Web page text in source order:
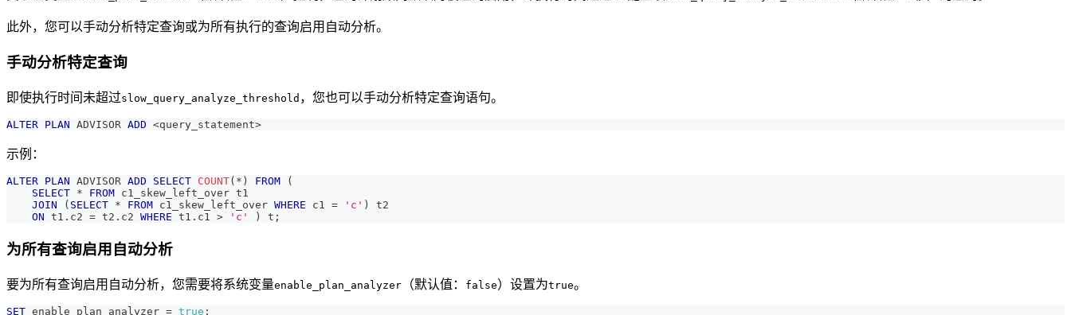
此外，您可以手动分析特定查询或为所有执行的查询启用自动分析。
手动分析特定查询
即使执行时间未超过slow_query_analyze_threshold ，您也可以手动分析特定查询语句。
ALTER PLAN ADVISOR ADD <query_statement>
示例：
ALTER PLAN ADVISOR ADD SELECT COUNT( * ) FROM
(
SELECT * FROM c1_skew_left_over t1
JOIN
( SELECT * FROM c1_skew_left_over WHERE c1 = 'c' )
t2
ON t1 . c2 = t2 . c2 WHERE t1 . c1 > 'c' ) t ;
为所有查询启用自动分析
要为所有查询启用自动分析，您需要将系统变量enable_plan_analyzer （默认值： false）设置为true。
SET enable_plan_analyzer = true ;